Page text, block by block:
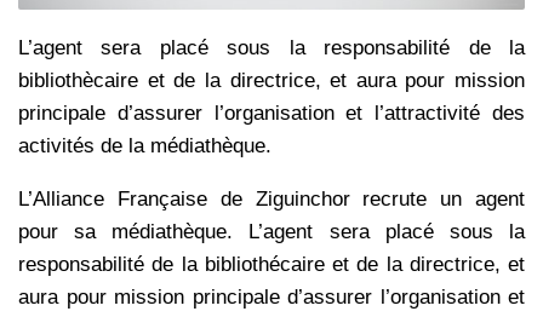
L’agent sera placé sous la responsabilité de la
bibliothècaire et de la directrice, et aura pour mission
principale d’assurer l’organisation et l’attractivité des
activités de la médiathèque.
L’Alliance Française de Ziguinchor recrute un agent
pour sa médiathèque. L’agent sera placé sous la
responsabilité de la bibliothécaire et de la directrice, et
aura pour mission principale d’assurer l’organisation et